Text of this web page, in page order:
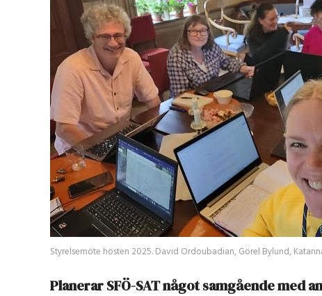
Styrelsemöte hösten 2025. David Ordoubadian, Görel Bylund,
Planerar SFÖ-SAT något samgående med